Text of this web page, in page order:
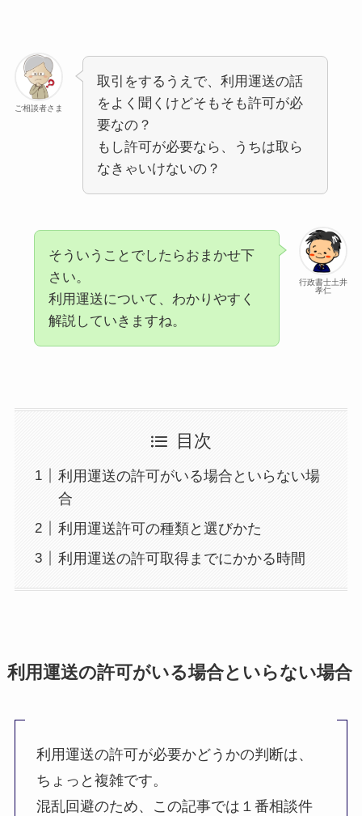
ご相談者さま
取引をするうえで、利用運送の話
をよく聞くけどそもそも許可が必
要なの？
もし許可が必要なら、うちは取ら
なきゃいけないの？
行政書士土井
孝仁
そういうことでしたらおまかせ下
さい。
利用運送について、わかりやすく
解説していきますね。
目次
利用運送の許可がいる場合といらない場
合
利用運送許可の種類と選びかた
利用運送の許可取得までにかかる時間
利用運送の許可がいる場合といらない場合
利用運送の許可が必要かどうかの判断は、
ちょっと複雑です。
混乱回避のため、この記事では１番相談件